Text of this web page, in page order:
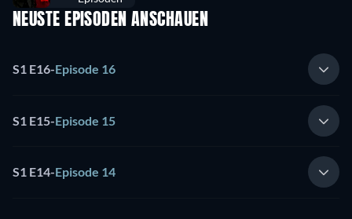
NEUSTE EPISODEN ANSCHAUEN
S1 E16-Episode 16
S1 E15-Episode 15
S1 E14-Episode 14